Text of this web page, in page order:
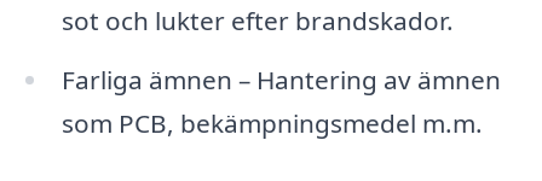
sot och lukter efter brandskador.
Farliga ämnen – Hantering av ämnen
som PCB, bekämpningsmedel m.m.